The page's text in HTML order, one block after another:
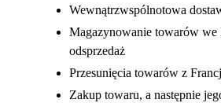
Wewnątrzwspólnotowa
Magazynowanie towarów we
odsprzedaż
Przesunięcia towarów z
Zakup towaru, a następnie